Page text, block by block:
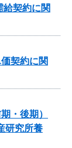
給契約に関
契約に関
・後期）
研究所養